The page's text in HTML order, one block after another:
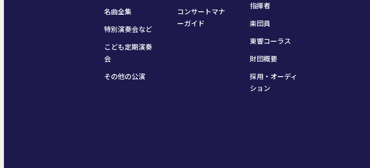
名曲全集
特別演奏会など
こども定期演奏
会
その他の公演
コンサートマナ
ーガイド
指揮者
楽団員
東響コーラス
財団概要
採用・オーディ
ション